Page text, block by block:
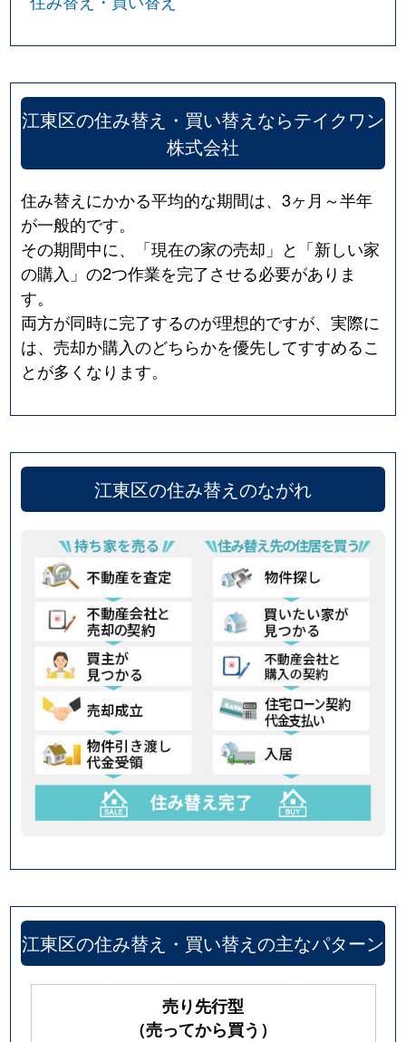
江東区の住み替え・買い替えならテイクワン
株式会社
住み替えにかかる平均的な期間は、3ヶ月～半年
が一般的です。
その期間中に、「現在の家の売却」と「新しい家
の購入」の2つ作業を完了させる必要がありま
す。
両方が同時に完了するのが理想的ですが、実際に
は、売却か購入のどちらかを優先してすすめるこ
とが多くなります。
江東区の住み替えのながれ
江東区の住み替え・買い替えの主なパターン
売り先行型
（売ってから買う）